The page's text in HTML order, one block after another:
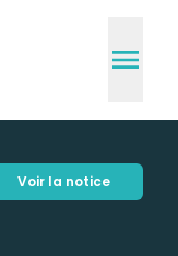
Voir la notice